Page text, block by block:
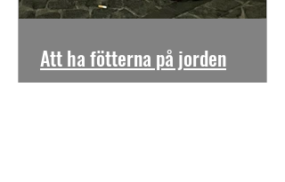
Att ha fötterna på jorden